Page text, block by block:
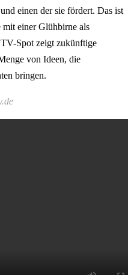
einen der sie fördert. Das ist
mit einer Glühbirne als
Spot zeigt zukünftige
von Ideen, die
bringen.